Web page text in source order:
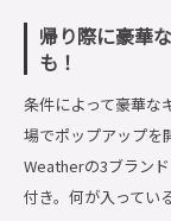
帰り際に豪華
も！
条件によって豪華な
場でポップアップを
Weatherの3ブラン
付き。何が入ってい